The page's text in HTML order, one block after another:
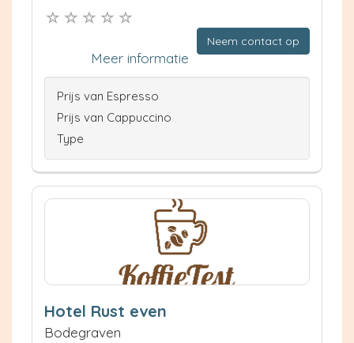
Neem contact op
Meer informatie
Prijs van Espresso
Prijs van Cappuccino
Type
Hotel Rust even
Bodegraven